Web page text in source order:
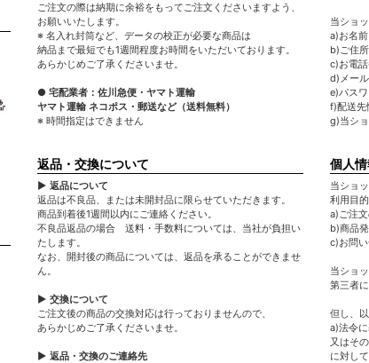
ご注文の際は納期に余裕をもってご注文くださいますよう、
お願いいたします。
※ 名入れ封筒など、データの校正が必要な商品は
納品まで最短でも1週間程度お時間をいただいております。
あらかじめご了承くださいませ。
● 宅配業者：佐川急便・ヤマト運輸
ヤマト運輸 ネコポス・郵送など（送料無料）
※ 時間指定はできません
返品・交換について
▶ 返品について
返品は不良品、または未開封品に限らせていただきます。
商品到着後1週間以内にご連絡ください。
不良品返品の場合 送料・手数料については、当社が負担い
たします。
なお、開封後の商品については、返品を承ることができませ
ん。
▶ 交換について
ご注文後の商品の交換対応は行っておりませんので、
あらかじめご了承くださいませ。
▶ 返品・交換のご連絡先
当ショ
a)お名
b)ご住所
c)お電
d)メー
e)パス
f)配送先
g)当シ
個人
当ショ
利用目
a)ご注
b)商品
c)お問
当ショ
第三者
但し、
a)法令
又はそ
に対し